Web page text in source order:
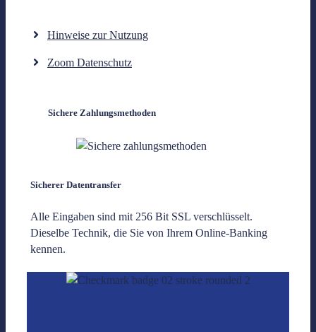
Hinweise zur Nutzung
Zoom Datenschutz
Sichere Zahlungsmethoden
Sicherer Datentransfer
Alle Eingaben sind mit 256 Bit SSL verschlüsselt.
Dieselbe Technik, die Sie von Ihrem Online-Banking
kennen.